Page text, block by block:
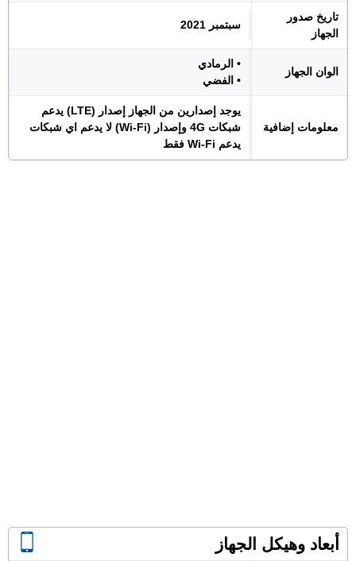
تاريخ صدور
الجهاز
سبتمبر 2021
الوان الجهاز
• الرمادي
• الفضي
معلومات إضافية
يوجد إصدارين من الجهاز إصدار (LTE) يدعم
شبكات 4G وإصدار (Wi-Fi) لا يدعم اي شبكات
يدعم Wi-Fi فقط
أبعاد وهيكل الجهاز